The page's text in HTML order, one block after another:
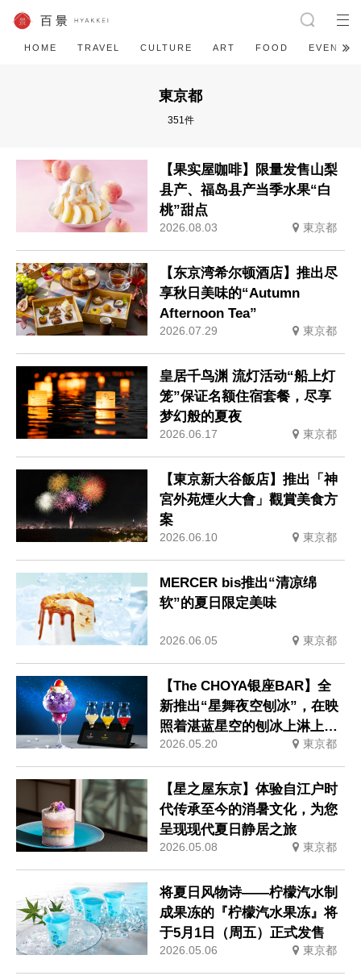
HOME TRAVEL CULTURE ART FOOD EVENT
東京都
351件
【果实屋咖啡】限量发售山梨
县产、福岛县产当季水果“白
桃”甜点
2026.08.03 東京都
【东京湾希尔顿酒店】推出尽
享秋日美味的“Autumn
Afternoon Tea”
2026.07.29 東京都
皇居千鸟渊 流灯活动“船上灯
笼”保证名额住宿套餐，尽享
梦幻般的夏夜
2026.06.17 東京都
【東京新大谷飯店】推出「神
宮外苑煙火大會」觀賞美食方
案
2026.06.10 東京都
MERCER bis推出“清凉绵
软”的夏日限定美味
2026.06.05 東京都
【The CHOYA银座BAR】全
新推出“星舞夜空刨冰”，在映
照着湛蓝星空的刨冰上淋上三
色梅酒糖浆，尽享夜空变幻之
美
2026.05.20 東京都
【星之屋东京】体验自江户时
代传承至今的消暑文化，为您
呈现现代夏日静居之旅
2026.05.08 東京都
将夏日风物诗——柠檬汽水制
成果冻的『柠檬汽水果冻』将
于5月1日（周五）正式发售
2026.05.06 東京都